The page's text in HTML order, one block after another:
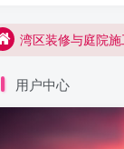
# 家具铰链
柜体如何分
油漆
湾区油漆,地板安装
湾区装修与庭院施工
用户中心